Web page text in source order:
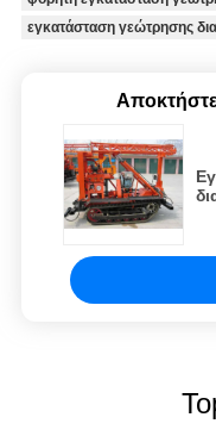
εγκατάσταση γεώτρησης
Αποκτήστε